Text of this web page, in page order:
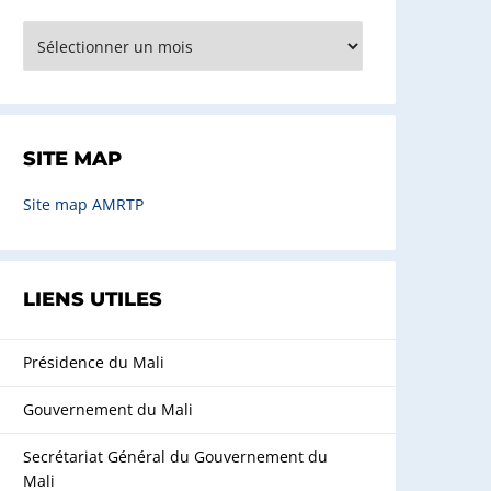
SITE MAP
Site map AMRTP
LIENS UTILES
Présidence du Mali
Gouvernement du Mali
Secrétariat Général du Gouvernement du
Mali